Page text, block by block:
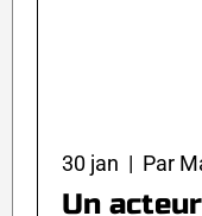
30 jan | Par
Un